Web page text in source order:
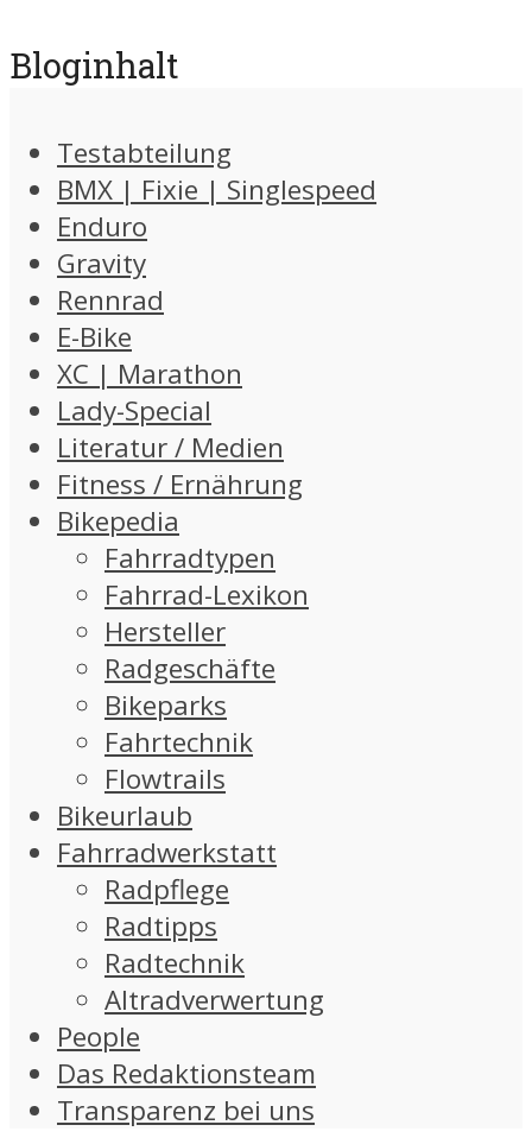
Bloginhalt
Testabteilung
BMX | Fixie | Singlespeed
Enduro
Gravity
Rennrad
E-Bike
XC | Marathon
Lady-Special
Literatur / Medien
Fitness / Ernährung
Bikepedia
Fahrradtypen
Fahrrad-Lexikon
Hersteller
Radgeschäfte
Bikeparks
Fahrtechnik
Flowtrails
Bikeurlaub
Fahrradwerkstatt
Radpflege
Radtipps
Radtechnik
Altradverwertung
People
Das Redaktionsteam
Transparenz bei uns